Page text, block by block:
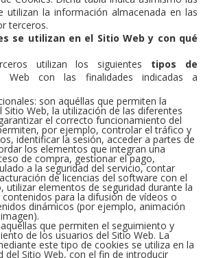
utilizan la información almacenada en las
terceros.
se utilizan en el Sitio Web y con qué
utilizan los siguientes tipos de
con las finalidades indicadas a
son aquéllas que permiten la
Web, la utilización de las diferentes
el correcto funcionamiento del
por ejemplo, controlar el tráfico y
identificar la sesión, acceder a partes de
los elementos que integran una
de compra, gestionar el pago,
a la seguridad del servicio, contar
de licencias del software con el
utilizar elementos de seguridad durante la
para la difusión de vídeos o
dinámicos (por ejemplo, animación
que permiten el seguimiento y
de los usuarios del Sitio Web. La
este tipo de cookies se utiliza en la
del Sitio Web, con el fin de introducir